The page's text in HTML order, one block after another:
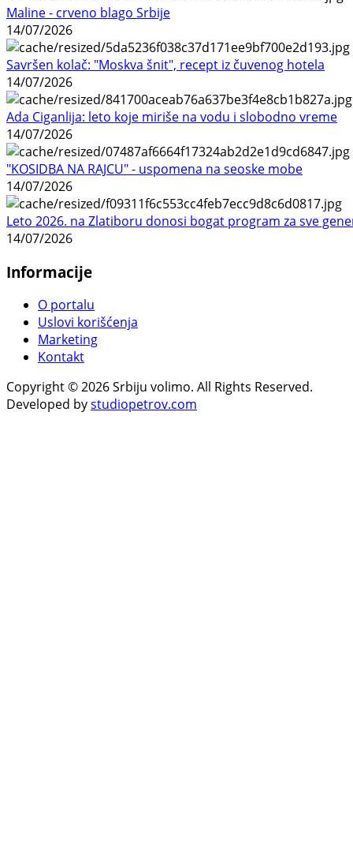
Maline - crveno blago Srbije
14/07/2026
Savršen kolač: "Moskva šnit", recept iz čuvenog hotela
14/07/2026
Ada Ciganlija: leto koje miriše na vodu i slobodno vreme
14/07/2026
"KOSIDBA NA RAJCU" - uspomena na seoske mobe
14/07/2026
Leto 2026. na Zlatiboru donosi bogat program za sve
14/07/2026
Informacije
O portalu
Uslovi korišćenja
Marketing
Kontakt
Copyright © 2026 Srbiju volimo. All Rights Reserved.
Developed bystudiopetrov.com